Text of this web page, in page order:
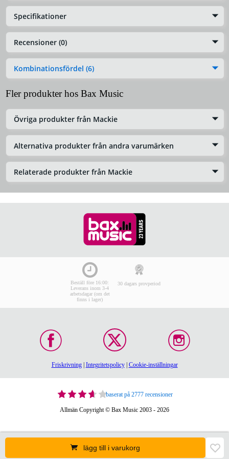
Specifikationer
Recensioner (0)
Kombinationsfördel (6)
Fler produkter hos Bax Music
Övriga produkter från Mackie
Alternativa produkter från andra varumärken
Relaterade produkter från Mackie
lägg till i varukorg
Beställ före 16:00:
Leverans inom 3-4
arbetsdagar (om det
finns i lager)
30 dagars provperiod
Friskrivning| Integritetspolicy| Cookie-inställningar
baserat på 2777 recensioner
Allmän Copyright © Bax Music 2003 - 2026